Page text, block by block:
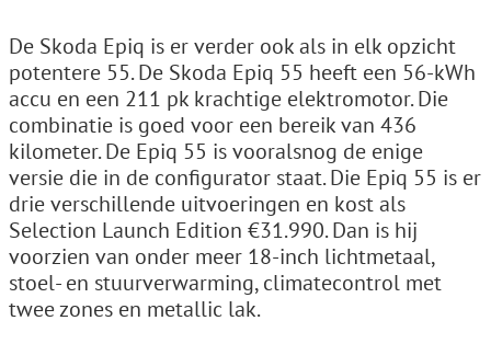
De Skoda Epiq is er verder ook als in elk opzicht
potentere 55. De Skoda Epiq 55 heeft een 56-kWh
accu en een 211 pk krachtige elektromotor. Die
combinatie is goed voor een bereik van 436
kilometer. De Epiq 55 is vooralsnog de enige
versie die in de configurator staat. Die Epiq 55 is er
drie verschillende uitvoeringen en kost als
Selection Launch Edition €31.990. Dan is hij
voorzien van onder meer 18-inch lichtmetaal,
stoel- en stuurverwarming, climatecontrol met
twee zones en metallic lak.